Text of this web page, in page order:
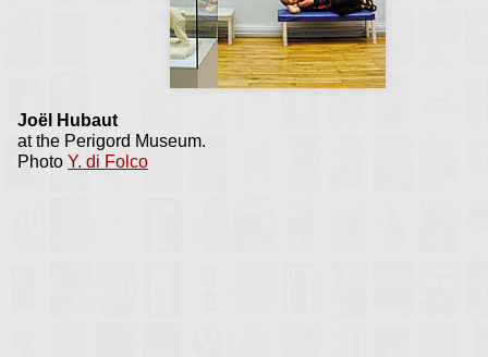
Joël Hubaut
at the Perigord Museum.
Photo Y. di Folco